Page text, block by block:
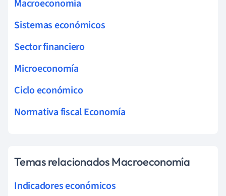
Macroeconomía
Sistemas económicos
Sector financiero
Microeconomía
Ciclo económico
Normativa fiscal Economía
Temas relacionados Macroeconomía
Indicadores económicos